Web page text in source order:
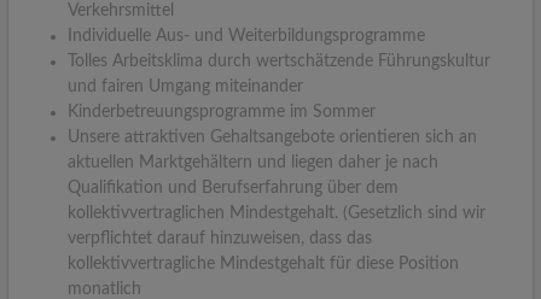
Verkehrsmittel
Individuelle Aus- und Weiterbildungsprogramme
Tolles Arbeitsklima durch wertschätzende Führungskultur
und fairen Umgang miteinander
Kinderbetreuungsprogramme im Sommer
Unsere attraktiven Gehaltsangebote orientieren sich an
aktuellen Marktgehältern und liegen daher je nach
Qualifikation und Berufserfahrung über dem
kollektivvertraglichen Mindestgehalt. (Gesetzlich sind wir
verpflichtet darauf hinzuweisen, dass das
kollektivvertragliche Mindestgehalt für diese Position
monatlich